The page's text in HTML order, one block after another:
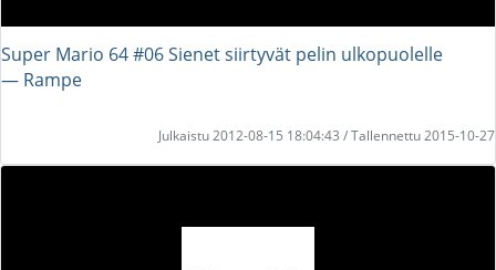
Super Mario 64 #06 Sienet siirtyvät pelin ulkopuolelle
― Rampe
Julkaistu 2012-08-15 18:04:43 / Tallennettu 2015-10-27